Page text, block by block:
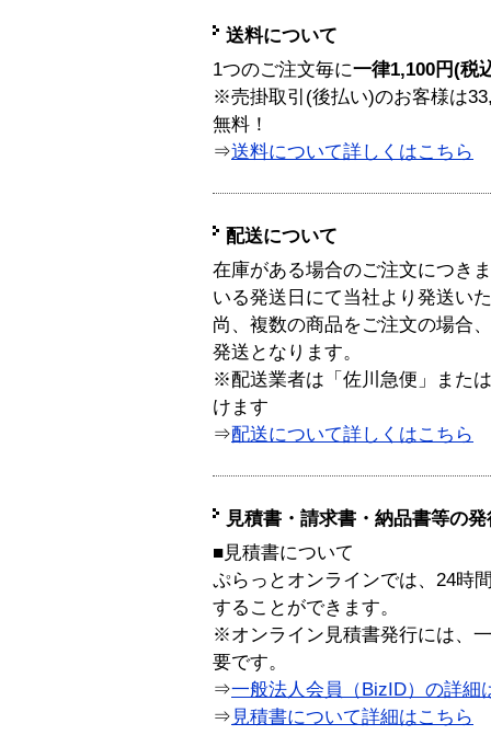
送料について
1つのご注文毎に一律1,100円(税
※売掛取引(後払い)のお客様は
無料！
⇒送料について詳しくはこちら
配送について
在庫がある場合のご注文につき
いる発送日にて当社より発送い
尚、複数の商品をご注文の場合
発送となります。
※配送業者は「佐川急便」また
けます
⇒配送について詳しくはこちら
見積書・請求書・納品書等の
■見積書について
ぷらっとオンラインでは、24時
することができます。
※オンライン見積書発行には、
要です。
⇒一般法人会員（BizID）の詳細
⇒ 見積書について詳細はこちら